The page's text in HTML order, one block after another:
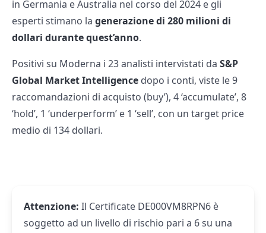
in Germania e Australia nel corso del 2024 e gli
esperti stimano la generazione di 280 milioni di
dollari durante quest’anno.
Positivi su Moderna i 23 analisti intervistati da S&P
Global Market Intelligence dopo i conti, viste le 9
raccomandazioni di acquisto (buy’), 4 ‘accumulate’, 8
‘hold’, 1 ‘underperform’ e 1 ‘sell’, con un target price
medio di 134 dollari.
Attenzione: Il Certificate DE000VM8RPN6 è
soggetto ad un livello di rischio pari a 6 su una